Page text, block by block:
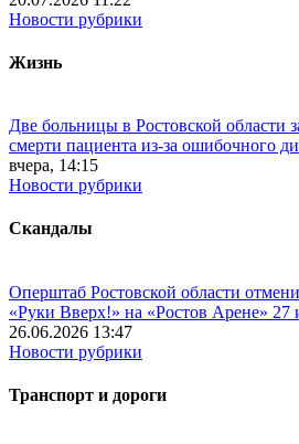
Новости рубрики
Жизнь
Две больницы в Ростовской области
смерти пациента из-за ошибочного
вчера, 14:15
Новости рубрики
Скандалы
Оперштаб Ростовской области
«Руки Вверх!» на «Ростов Арене» 27
26.06.2026 13:47
Новости рубрики
Транспорт и дороги